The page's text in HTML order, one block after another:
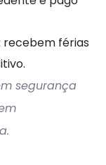
recebem férias
segurança